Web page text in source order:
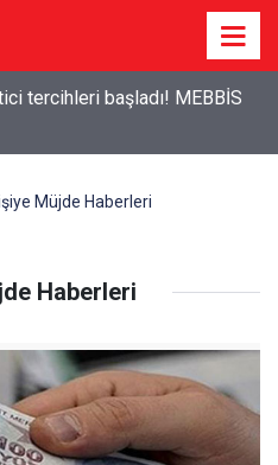
tercihleri başladı! MEBBİS
Müjde Haberleri
Haberleri